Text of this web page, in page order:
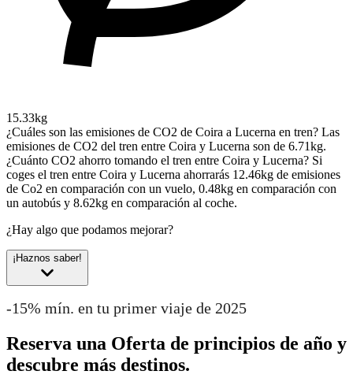
15.33kg
¿Cuáles son las emisiones de CO2 de Coira a Lucerna en tren? Las
emisiones de CO2 del tren entre Coira y Lucerna son de 6.71kg.
¿Cuánto CO2 ahorro tomando el tren entre Coira y Lucerna? Si
coges el tren entre Coira y Lucerna ahorrarás 12.46kg de emisiones
de Co2 en comparación con un vuelo, 0.48kg en comparación con
un autobús y 8.62kg en comparación al coche.
¿Hay algo que podamos mejorar?
¡Haznos saber!
-15% mín. en tu primer viaje de 2025
Reserva una Oferta de principios de año y
descubre más destinos.